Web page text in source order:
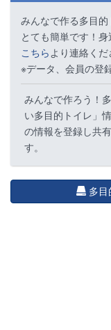
みんなで作る多目
とても簡単です！
こちらより連絡くだ
※データ、会員の登
みんなで作ろう！
い多目的トイレ」
の情報を登録し共
す。
多目